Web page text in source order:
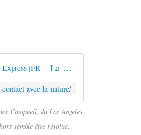
La biophobie : les Américains perdent tout contact avec la nature - Express [FR]
avec-la-nature/
Campbell, du Los Angeles
semble être révolue.